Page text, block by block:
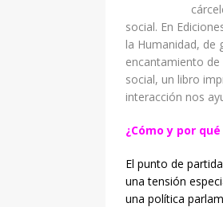
social. En
la Humanidad, de
encantamiento
social, un libro
interacción nos
¿Cómo y por
El punto de
una tensión
una política